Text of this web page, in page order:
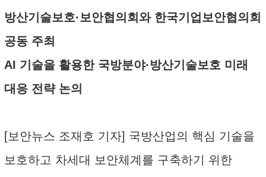
방산기술보호·보안협의회와 한국기업보안협의회
공동 주최
AI 기술을 활용한 국방분야·방산기술보호 미래
대응 전략 논의
[보안뉴스 조재호 기자] 국방산업의 핵심 기술을
보호하고 차세대 보안체계를 구축하기 위한